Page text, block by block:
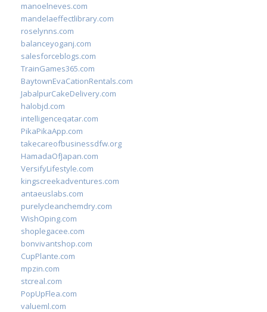
manoelneves.com
mandelaeffectlibrary.com
roselynns.com
balanceyoganj.com
salesforceblogs.com
TrainGames365.com
BaytownEvaCationRentals.com
JabalpurCakeDelivery.com
halobjd.com
intelligenceqatar.com
PikaPikaApp.com
takecareofbusinessdfw.org
HamadaOfJapan.com
VersifyLifestyle.com
kingscreekadventures.com
antaeuslabs.com
purelycleanchemdry.com
WishOping.com
shoplegacee.com
bonvivantshop.com
CupPlante.com
mpzin.com
stcreal.com
PopUpFlea.com
valueml.com